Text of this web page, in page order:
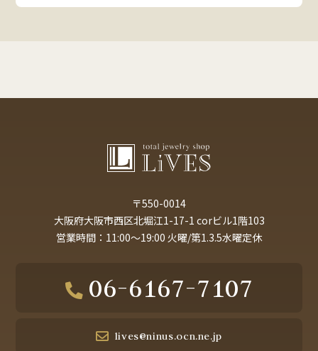
〒550-0014
大阪府大阪市西区北堀江1-17-1 corビル1階103
営業時間：11:00～19:00 火曜/第1.3.5水曜定休
06-6167-7107
lives@ninus.ocn.ne.jp